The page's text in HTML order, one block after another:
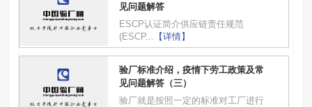
见问题解答
ESCP认证简介供应链责任规范
(ESCP... 【详情】
验厂标准介绍，疫情下劳工政策及常
见问题解答（三）
验厂就是按照一定的标准对工厂进行